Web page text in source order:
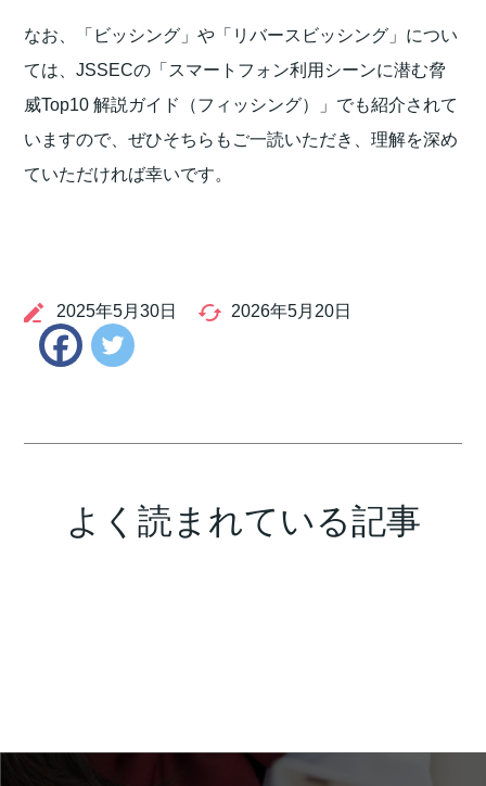
なお、「ビッシング」や「リバースビッシング」につい
ては、JSSECの「スマートフォン利用シーンに潜む脅
威Top10 解説ガイド（フィッシング）」でも紹介されて
いますので、ぜひそちらもご一読いただき、理解を深め
ていただければ幸いです。
2025年5月30日 2026年5月20日
Facebook
よく読まれている記事